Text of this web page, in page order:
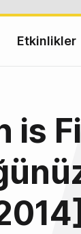
Etkinlikler
is